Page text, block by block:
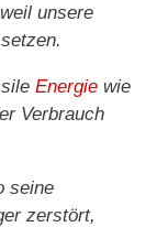
unsere
setzen.
Energie wie
Verbrauch
seine
zerstört,